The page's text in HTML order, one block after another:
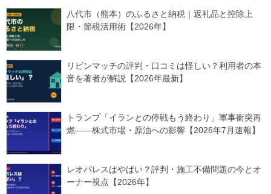
八代市（熊本）のふるさと納税｜返礼品と控除上
限・節税活用術【2026年】
リビンマッチの評判・口コミは怪しい？利用者の本
音を著者が解説【2026年最新】
トランプ「イランとの停戦もう終わり」軍事衝突再
燃——株式市場・原油への影響【2026年7月速報】
レオパレスはやばい？評判・施工不備問題の今とオ
ーナー視点【2026年】